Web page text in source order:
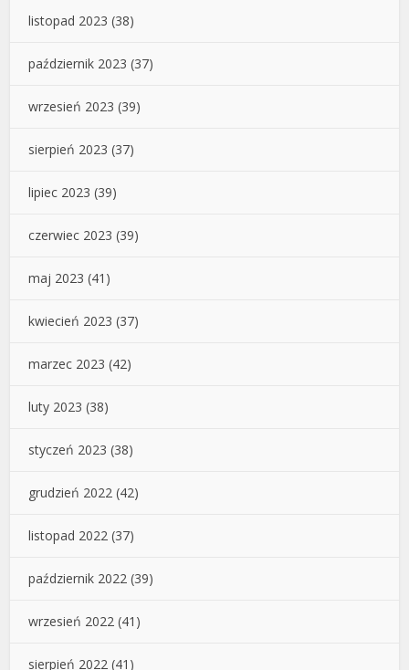
listopad 2023 (38)
październik 2023 (37)
wrzesień 2023 (39)
sierpień 2023 (37)
lipiec 2023 (39)
czerwiec 2023 (39)
maj 2023 (41)
kwiecień 2023 (37)
marzec 2023 (42)
luty 2023 (38)
styczeń 2023 (38)
grudzień 2022 (42)
listopad 2022 (37)
październik 2022 (39)
wrzesień 2022 (41)
sierpień 2022 (41)